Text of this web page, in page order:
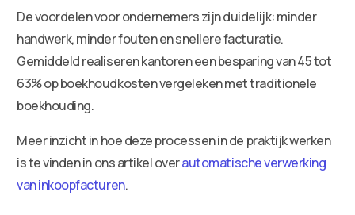
De voordelen voor ondernemers zijn duidelijk: minder
handwerk, minder fouten en snellere facturatie.
Gemiddeld realiseren kantoren een besparing van 45 tot
63% op boekhoudkosten vergeleken met traditionele
boekhouding.
Meer inzicht in hoe deze processen in de praktijk werken
is te vinden in ons artikel overautomatische verwerking
van inkoopfacturen.